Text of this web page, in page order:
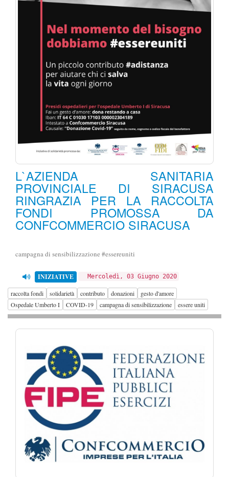
L`AZIENDA SANITARIA
PROVINCIALE DI SIRACUSA
RINGRAZIA PER LA RACCOLTA
FONDI PROMOSSA DA
CONFCOMMERCIO SIRACUSA
campagna di sensibilizzazione #essereuniti
INIZIATIVE Mercoledì, 03 Giugno 2020
raccolta fondi solidarietà contributo donazioni
gesto d'amore
Ospedale Umberto I
COVID-19 campagna di sensibilizzazione essere uniti